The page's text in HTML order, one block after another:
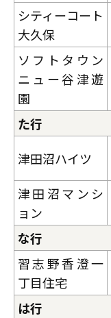
シティーコート
大久保
ソフトタウン
ニュー谷津遊
園
た行
津田沼ハイツ
津田沼マンシ
ョン
な行
習志野香澄一
丁目住宅
は行